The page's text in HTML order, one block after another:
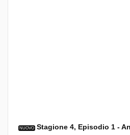
NUOVO Stagione 4, Episodio 1 -